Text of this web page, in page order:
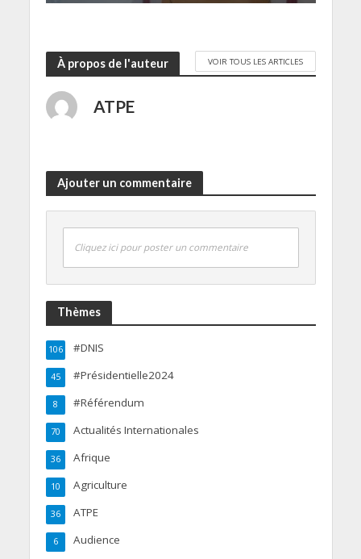
À propos de l'auteur VOIR TOUS LES ARTICLES
ATPE
Ajouter un commentaire
Cliquez ici pour poster un commentaire
Thèmes
#DNIS
106
#Présidentielle2024
45
#Référendum
8
Actualités Internationales
70
Afrique
36
Agriculture
10
ATPE
36
Audience
6